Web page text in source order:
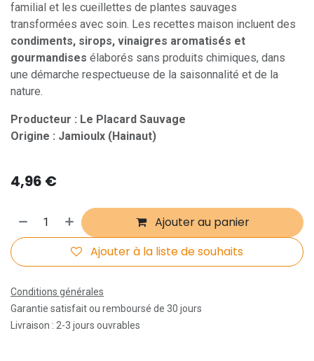
familial et les cueillettes de plantes sauvages
transformées avec soin. Les recettes maison incluent des
condiments, sirops, vinaigres aromatisés et
gourmandises élaborés sans produits chimiques, dans
une démarche respectueuse de la saisonnalité et de la
nature.
Producteur : Le Placard Sauvage
Origine : Jamioulx (Hainaut)
4,96 €
Ajouter au panier
Ajouter à la liste de souhaits
Conditions générales
Garantie satisfait ou remboursé de 30 jours
Livraison : 2-3 jours ouvrables